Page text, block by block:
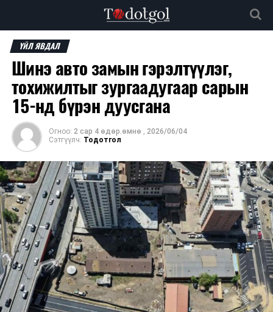
ҮЙЛ ЯВДАЛ
Шинэ авто замын гэрэлтүүлэг,
тохижилтыг зургаадугаар сарын
15-нд бүрэн дуусгана
Огноо: 2 сар 4 өдөр.өмнө , 2026/06/04
Сэтгүүлч: Тодотгол